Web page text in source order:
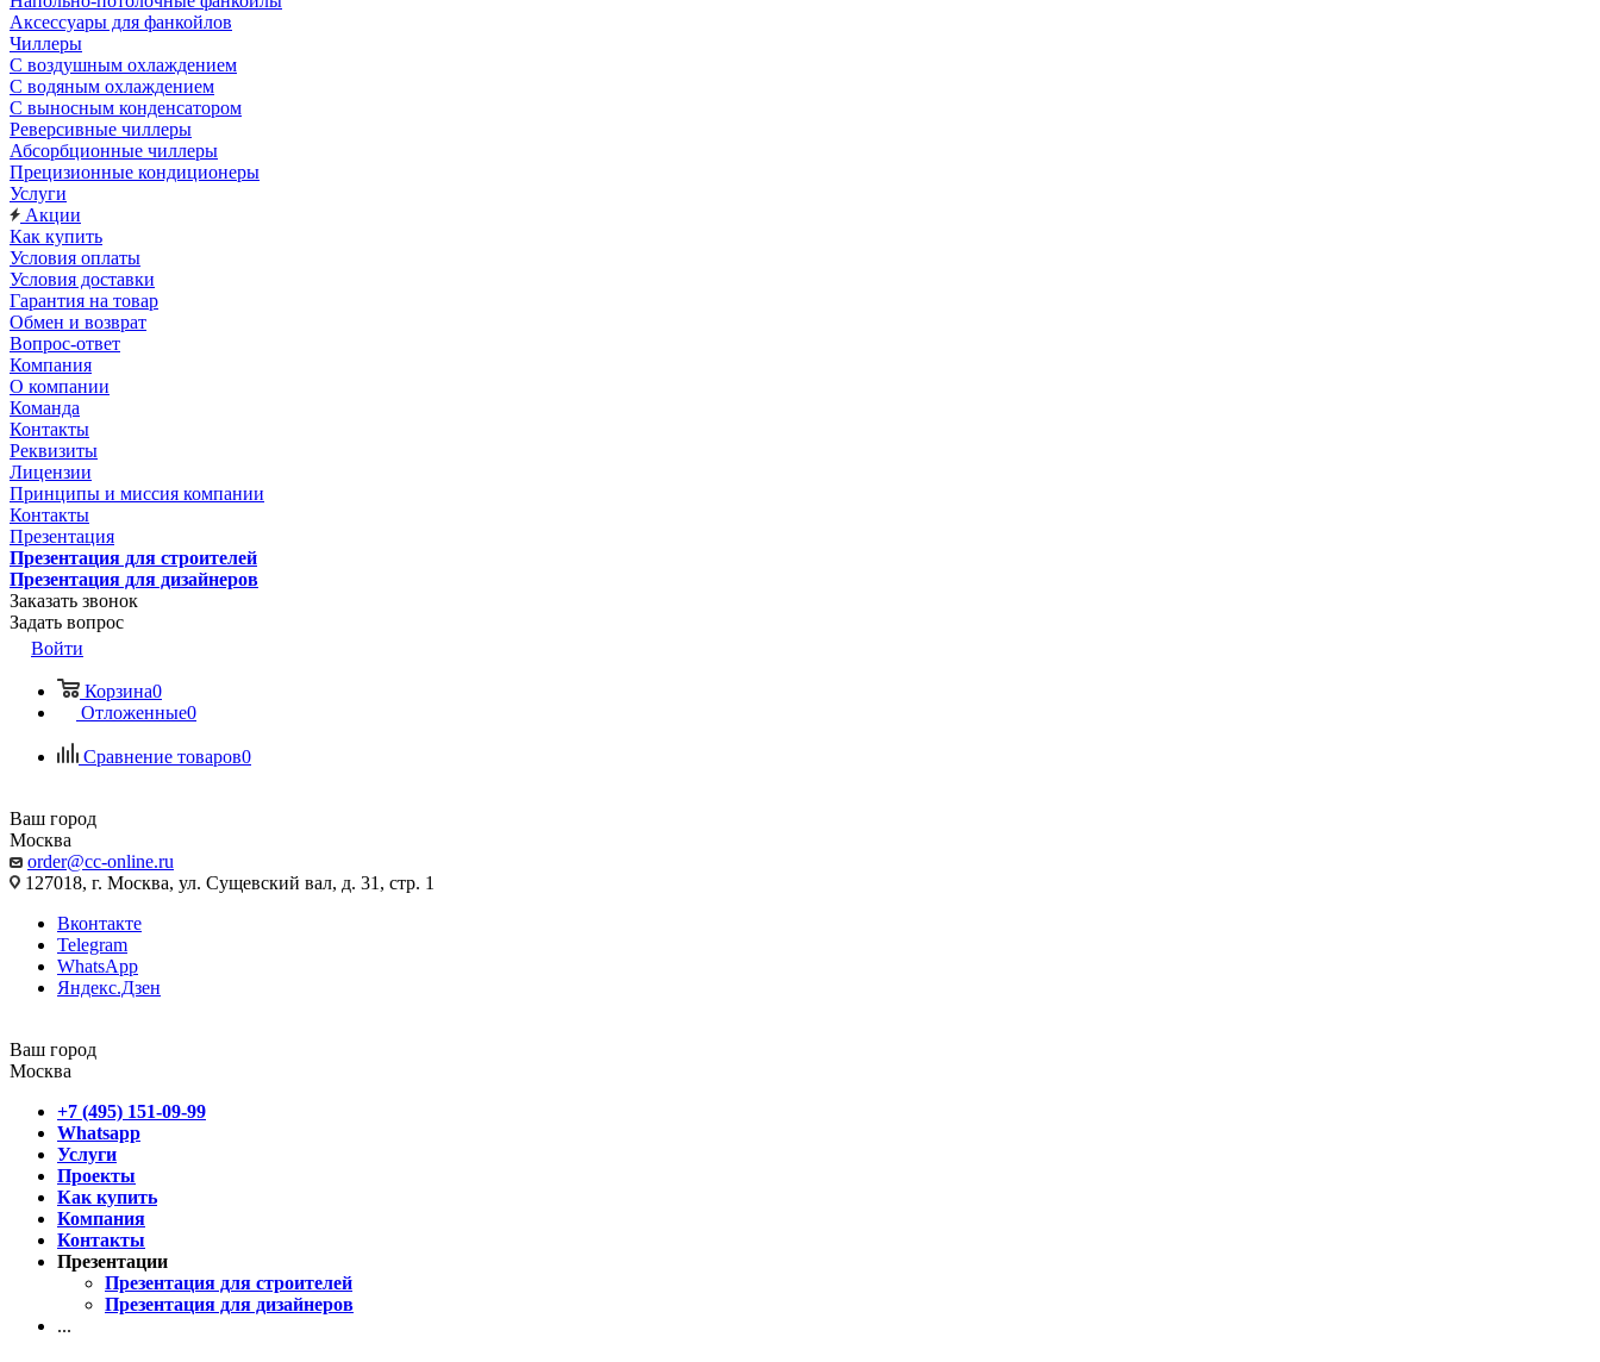
Аксессуары для фанкойлов
Чиллеры
С воздушным охлаждением
С водяным охлаждением
С выносным конденсатором
Реверсивные чиллеры
Абсорбционные чиллеры
Прецизионные кондиционеры
Услуги
Акции
Как купить
Условия оплаты
Условия доставки
Гарантия на товар
Обмен и возврат
Вопрос-ответ
Компания
О компании
Команда
Контакты
Реквизиты
Лицензии
Принципы и миссия компании
Контакты
Презентация
Презентация для строителей
Презентация для дизайнеров
Заказать звонок
Задать вопрос
Войти
Корзина0
Отложенные0
Сравнение товаров0
Ваш город
Москва
order@cc-online.ru
127018, г. Москва, ул. Сущевский вал, д. 31, стр. 1
Вконтакте
Telegram
WhatsApp
Яндекс.Дзен
Ваш город
Москва
+7 (495) 151-09-99
Whatsapp
Услуги
Проекты
Как купить
Компания
Контакты
Презентации
Презентация для строителей
Презентация для дизайнеров
...